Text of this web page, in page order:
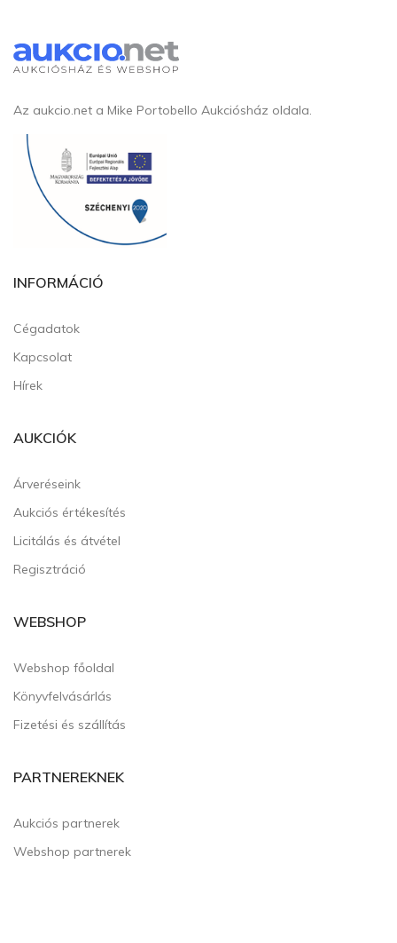
Az aukcio.net a Mike Portobello Aukciósház oldala.
INFORMÁCIÓ
Cégadatok
Kapcsolat
Hírek
AUKCIÓK
Árveréseink
Aukciós értékesítés
Licitálás és átvétel
Regisztráció
WEBSHOP
Webshop főoldal
Könyvfelvásárlás
Fizetési és szállítás
PARTNEREKNEK
Aukciós partnerek
Webshop partnerek